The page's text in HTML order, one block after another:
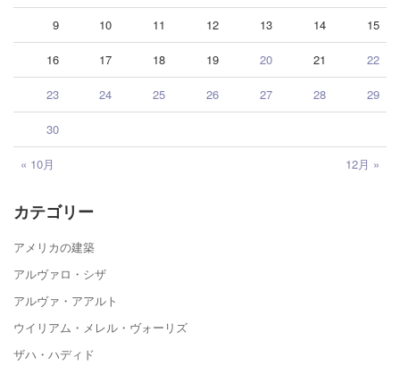
« 10月 12月 »
9 10 11 12 13 14 15
16 17 18 19 20 21 22
23 24 25 26 27 28 29
30
カテゴリー
アメリカの建築
アルヴァロ・シザ
アルヴァ・アアルト
ウイリアム・メレル・ヴォーリズ
ザハ・ハディド